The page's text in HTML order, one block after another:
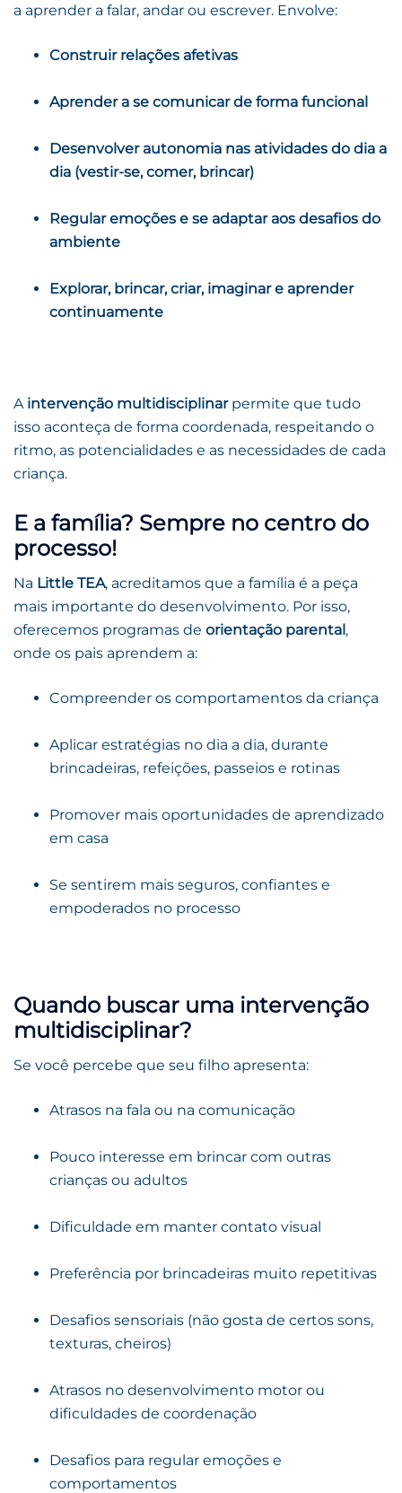
a aprender a falar, andar ou escrever. Envolve:
Construir relações afetivas
Aprender a se comunicar de forma funcional
Desenvolver autonomia nas atividades do dia a
dia (vestir-se, comer, brincar)
Regular emoções e se adaptar aos desafios do
ambiente
Explorar, brincar, criar, imaginar e aprender
continuamente
A intervenção multidisciplinarpermite que tudo
isso aconteça de forma coordenada, respeitando o
ritmo, as potencialidades e as necessidades de cada
criança.
E a família? Sempre no centro do
processo!
Na Little TEA, acreditamos que a família é a peça
mais importante do desenvolvimento. Por isso,
oferecemos programas de orientação parental ,
onde os pais aprendem a:
Compreender os comportamentos da criança
Aplicar estratégias no dia a dia, durante
brincadeiras, refeições, passeios e rotinas
Promover mais oportunidades de aprendizado
em casa
Se sentirem mais seguros, confiantes e
empoderados no processo
Quando buscar uma intervenção
multidisciplinar?
Se você percebe que seu filho apresenta:
Atrasos na fala ou na comunicação
Pouco interesse em brincar com outras
crianças ou adultos
Dificuldade em manter contato visual
Preferência por brincadeiras muito repetitivas
Desafios sensoriais (não gosta de certos sons,
texturas, cheiros)
Atrasos no desenvolvimento motor ou
dificuldades de coordenação
Desafios para regular emoções e
comportamentos